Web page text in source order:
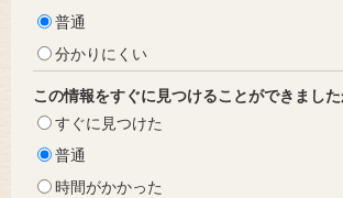
普通
分かりにくい
この情報をすぐに見つけることができました
すぐに見つけた
普通
時間がかかった